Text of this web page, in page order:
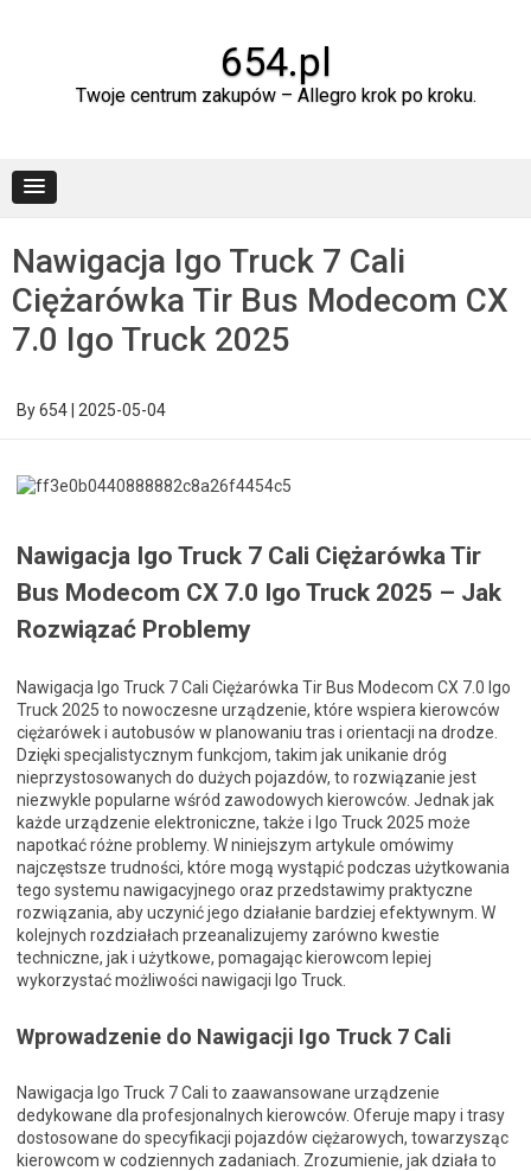
654.pl
Twoje centrum zakupów – Allegro krok po kroku.
Nawigacja Igo Truck 7 Cali
Ciężarówka Tir Bus Modecom CX
7.0 Igo Truck 2025
By654 2025-05-04
Nawigacja Igo Truck 7 Cali Ciężarówka Tir
Bus Modecom CX 7.0 Igo Truck 2025 – Jak
Rozwiązać Problemy
Nawigacja Igo Truck 7 Cali Ciężarówka Tir Bus Modecom CX 7.0 Igo
Truck 2025 to nowoczesne urządzenie, które wspiera kierowców
ciężarówek i autobusów w planowaniu tras i orientacji na drodze.
Dzięki specjalistycznym funkcjom, takim jak unikanie dróg
nieprzystosowanych do dużych pojazdów, to rozwiązanie jest
niezwykle popularne wśród zawodowych kierowców. Jednak jak
każde urządzenie elektroniczne, także i Igo Truck 2025 może
napotkać różne problemy. W niniejszym artykule omówimy
najczęstsze trudności, które mogą wystąpić podczas użytkowania
tego systemu nawigacyjnego oraz przedstawimy praktyczne
rozwiązania, aby uczynić jego działanie bardziej efektywnym. W
kolejnych rozdziałach przeanalizujemy zarówno kwestie
techniczne, jak i użytkowe, pomagając kierowcom lepiej
wykorzystać możliwości nawigacji Igo Truck.
Wprowadzenie do Nawigacji Igo Truck 7 Cali
Nawigacja Igo Truck 7 Cali to zaawansowane urządzenie
dedykowane dla profesjonalnych kierowców. Oferuje mapy i trasy
dostosowane do specyfikacji pojazdów ciężarowych, towarzysząc
kierowcom w codziennych zadaniach. Zrozumienie, jak działa to